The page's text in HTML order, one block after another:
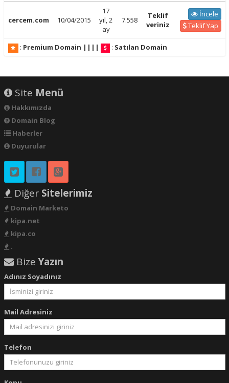
cercem.com 10/04/2015
17
yıl, 2
ay
7.558
Teklif
veriniz
İncele
Teklif Yap
: Premium Domain |||| : Satılan Domain
Site Menü
Hakkımızda
Domain Blog
Haberler
Duyurular
Diğer Sitelerimiz
Domain Marketo
kipa.net
kipa.co
.
BizeYazın
Adınız Soyadınız
Mail Adresiniz
Telefon